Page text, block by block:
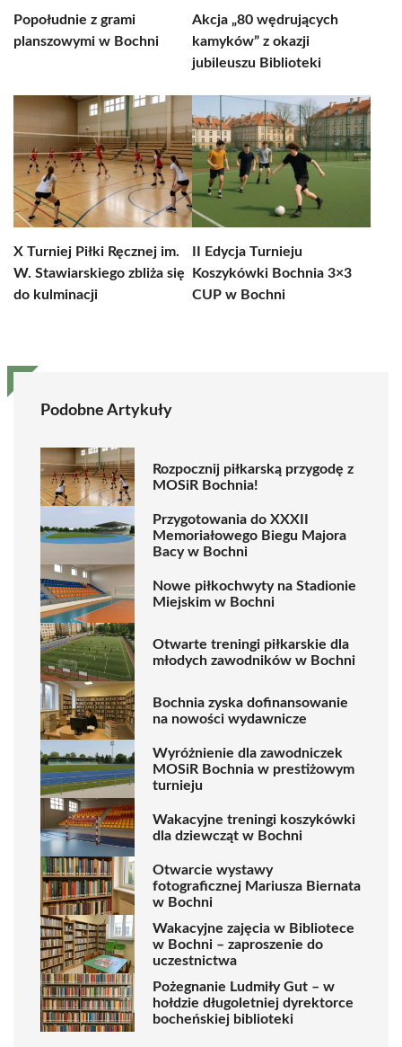
Popołudnie z grami
planszowymi w Bochni
Akcja „80 wędrujących
kamyków” z okazji
jubileuszu Biblioteki
X Turniej Piłki Ręcznej im.
W. Stawiarskiego zbliża się
do kulminacji
II Edycja Turnieju
Koszykówki Bochnia 3×3
CUP w Bochni
Podobne Artykuły
Rozpocznij piłkarską przygodę z
MOSiR Bochnia!
Przygotowania do XXXII
Memoriałowego Biegu Majora
Bacy w Bochni
Nowe piłkochwyty na Stadionie
Miejskim w Bochni
Otwarte treningi piłkarskie dla
młodych zawodników w Bochni
Bochnia zyska dofinansowanie
na nowości wydawnicze
Wyróżnienie dla zawodniczek
MOSiR Bochnia w prestiżowym
turnieju
Wakacyjne treningi koszykówki
dla dziewcząt w Bochni
Otwarcie wystawy
fotograficznej Mariusza Biernata
w Bochni
Wakacyjne zajęcia w Bibliotece
w Bochni – zaproszenie do
uczestnictwa
Pożegnanie Ludmiły Gut – w
hołdzie długoletniej dyrektorce
bocheńskiej biblioteki